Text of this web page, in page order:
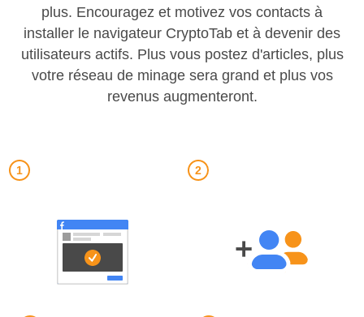
plus. Encouragez et motivez vos contacts à
installer le navigateur CryptoTab et à devenir des
utilisateurs actifs. Plus vous postez d'articles, plus
votre réseau de minage sera grand et plus vos
revenus augmenteront.